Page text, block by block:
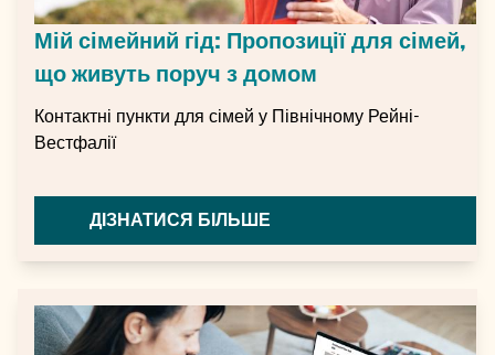
Мій сімейний гід: Пропозиції для сімей,
що живуть поруч з домом
Контактні пункти для сімей у Північному Рейні-
Вестфалії
ДІЗНАТИСЯ БІЛЬШЕ